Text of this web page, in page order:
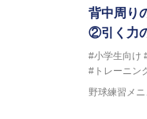
背中周り
②引く力
#小学生向け
#トレーニン
野球練習メニ